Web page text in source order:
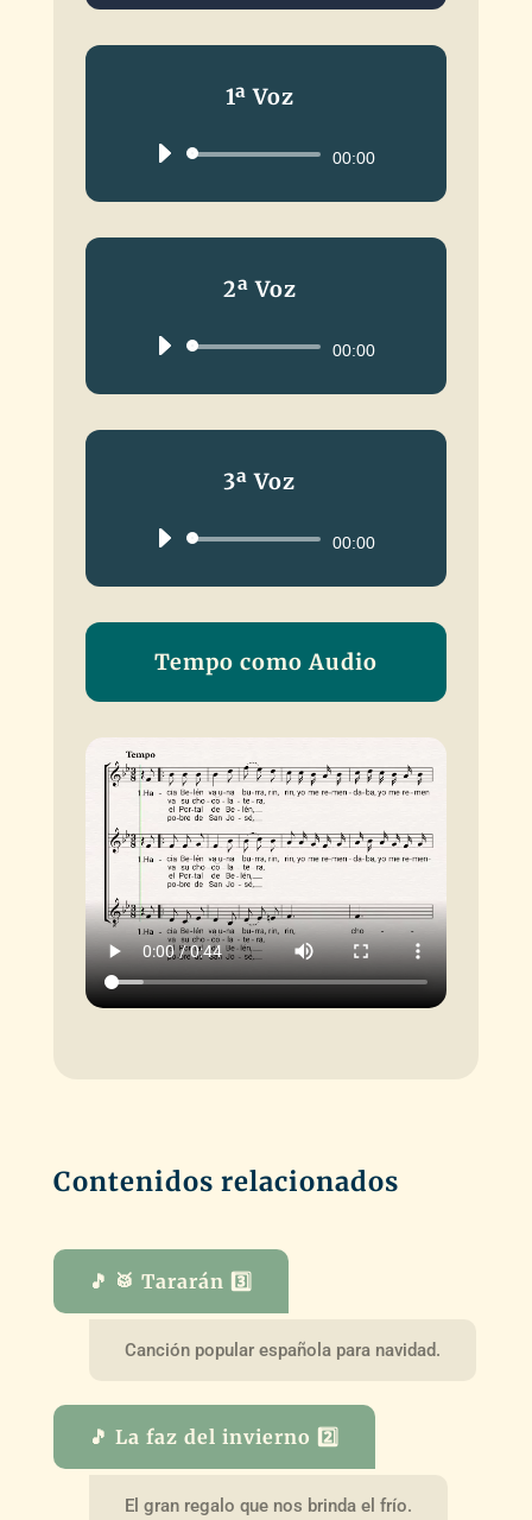
1ª Voz
Reproductor00:00
2ª Voz
Reproductor00:00
3ª Voz
Reproductor00:00
Tempo como Audio
Contenidos relacionados
🎵 🥁 Tararán 3️⃣
Canción popular española para navidad.
🎵 La faz del invierno 2️⃣
El gran regalo que nos brinda el frío.